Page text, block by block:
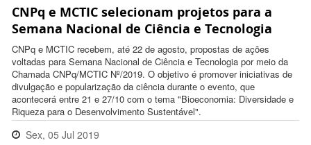
18:07:00 -0300
CNPq e MCTIC selecionam projetos para a
Semana Nacional de Ciência e Tecnologia
CNPq e MCTIC recebem, até 22 de agosto, propostas de ações
voltadas para Semana Nacional de Ciência e Tecnologia por meio da
Chamada CNPq/MCTIC Nº/2019. O objetivo é promover iniciativas de
divulgação e popularização da ciência durante o evento, que
acontecerá entre 21 e 27/10 com o tema "Bioeconomia: Diversidade e
Riqueza para o Desenvolvimento Sustentável".
Sex, 05 Jul 2019